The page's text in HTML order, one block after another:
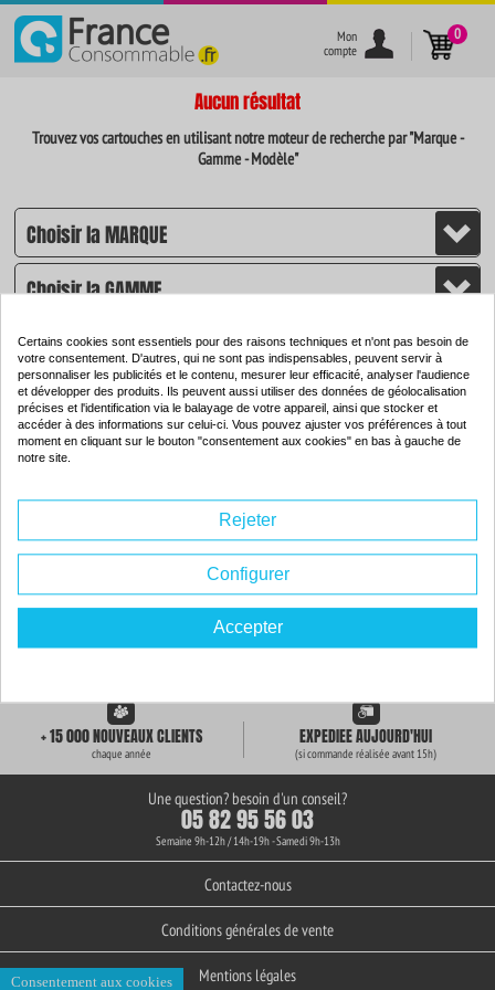
}
Mon
compte
0
Aucun résultat
Trouvez vos cartouches en utilisant notre moteur de recherche par "Marque -
Gamme - Modèle"
CHERCHER
LIVRAISON GRATUITE + de 3000 REFERENCES
+ 15 000 NOUVEAUX CLIENTS
chaque année
EXPEDIEE AUJOURD'HUI
(si commande réalisée avant 15h)
Une question? besoin d'un conseil?
05 82 95 56 03
Semaine 9h-12h / 14h-19h - Samedi 9h-13h
Contactez-nous
Conditions générales de vente
Mentions légales
Certains cookies sont essentiels pour des raisons techniques et n'ont pas besoin de
votre consentement. D'autres, qui ne sont pas indispensables, peuvent servir à
personnaliser les publicités et le contenu, mesurer leur efficacité, analyser l'audience
et développer des produits. Ils peuvent aussi utiliser des données de géolocalisation
précises et l'identification via le balayage de votre appareil, ainsi que stocker et
accéder à des informations sur celui-ci. Vous pouvez ajuster vos préférences à tout
moment en cliquant sur le bouton "consentement aux cookies" en bas à gauche de
notre site.
Rejeter
Configurer
Accepter
Consentement aux cookies